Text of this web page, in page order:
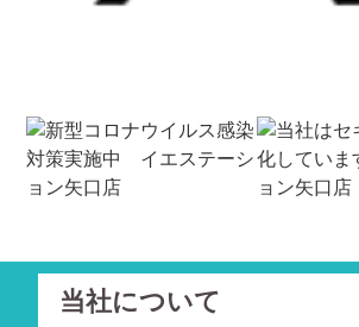
当社について